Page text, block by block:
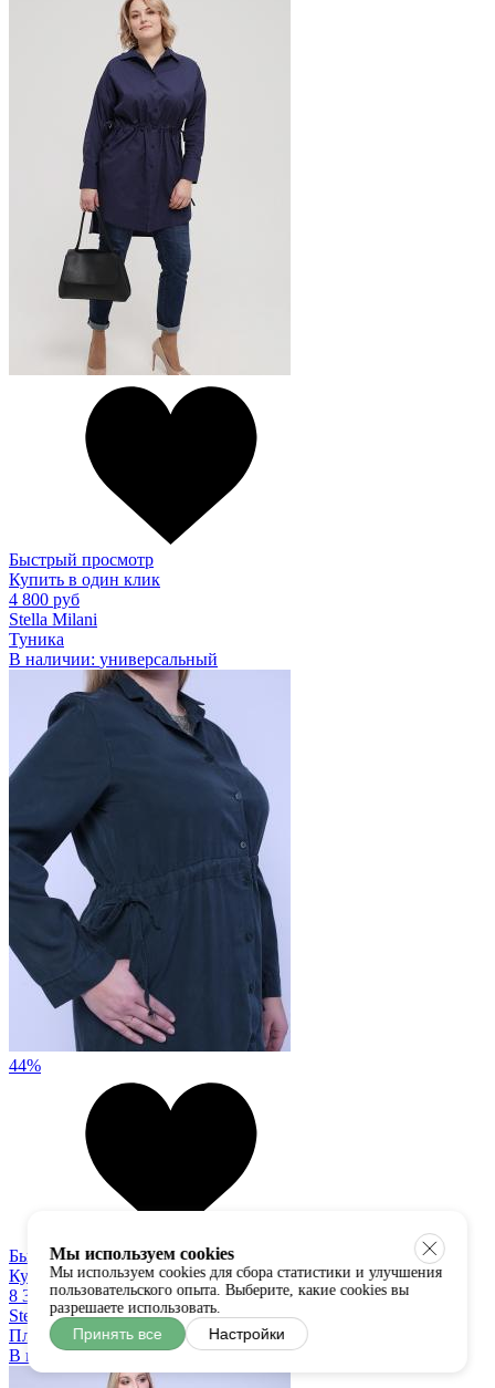
Быстрый просмотр
Купить в один клик
4 800 руб
Stella Milani
Туника
В наличии: универсальный
44%
Быстрый просмотр
Купить в один клик
8 3504 650 руб
Stella Milani
Платье
В наличии:универсальный
Мы используем cookies
Мы используем cookies для сбора статистики и улучшения
пользовательского опыта. Выберите, какие cookies вы
разрешаете использовать.
Принять все Настройки